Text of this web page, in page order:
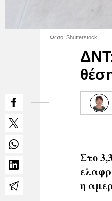
Φωτο: Shutterstock
Στο
η